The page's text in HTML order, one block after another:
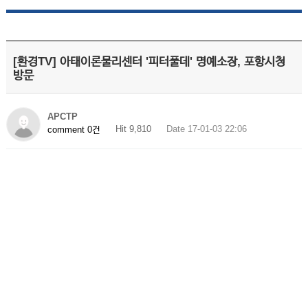
[환경TV] 아태이론물리센터 '피터풀데' 명예소장, 포항시청
방문
APCTP
comment 0건
Hit 9,810 Date 17-01-03 22:06